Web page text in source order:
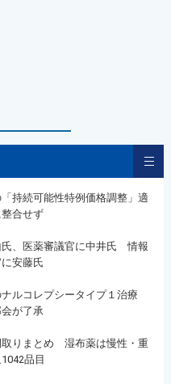
持続可能性特例価格調整」適
合せず
、医薬審議官に中井氏 情報
安藤氏
ルコレプシータイプ１治療
が了承
取りまとめ 湿布薬は慢性・重
品目